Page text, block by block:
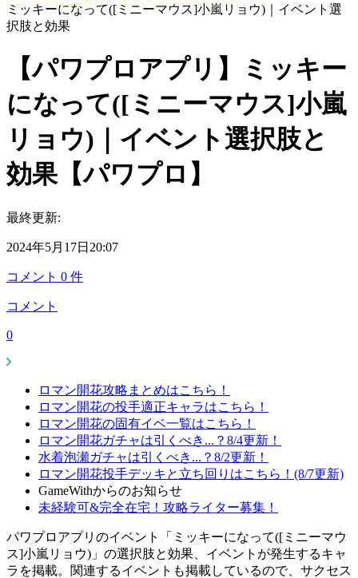
ミッキーになって([ミニーマウス]小嵐リョウ)｜イベント選
択肢と効果
【パワプロアプリ】ミッキー
になって([ミニーマウス]小嵐
リョウ)｜イベント選択肢と
効果【パワプロ】
最終更新:
2024年5月17日20:07
コメント 0 件
コメント
0
ロマン開花攻略まとめはこちら！
ロマン開花の投手適正キャラはこちら！
ロマン開花の固有イベ一覧はこちら！
ロマン開花ガチャは引くべき...？8/4更新！
水着泡瀬ガチャは引くべき...？8/2更新！
ロマン開花投手デッキと立ち回りはこちら！(8/7更新)
GameWithからのお知らせ
未経験可&完全在宅！攻略ライター募集！
パワプロアプリのイベント「ミッキーになって([ミニーマウ
ス]小嵐リョウ)」の選択肢と効果、イベントが発生するキャ
ラを掲載。関連するイベントも掲載しているので、サクセス